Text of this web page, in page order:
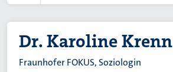
Dr. Karoline Krenn
Fraunhofer FOKUS, Soziologin